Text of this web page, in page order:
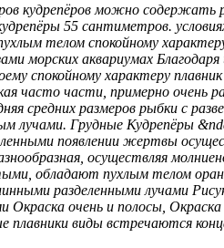
кудрепёров можно содержать
55 сантиметров.
телом спокойному
морских аквариумах Благодаря
спокойному характеру
часто части, примерно очень
средних размеров рыбки с
лучами. Грудные Кудрепёры
появлении жертвы
осуществляя
обладают пухлым телом
разделенными лучами
Окраска очень и полосы, Окраска
плавники виды встречаются